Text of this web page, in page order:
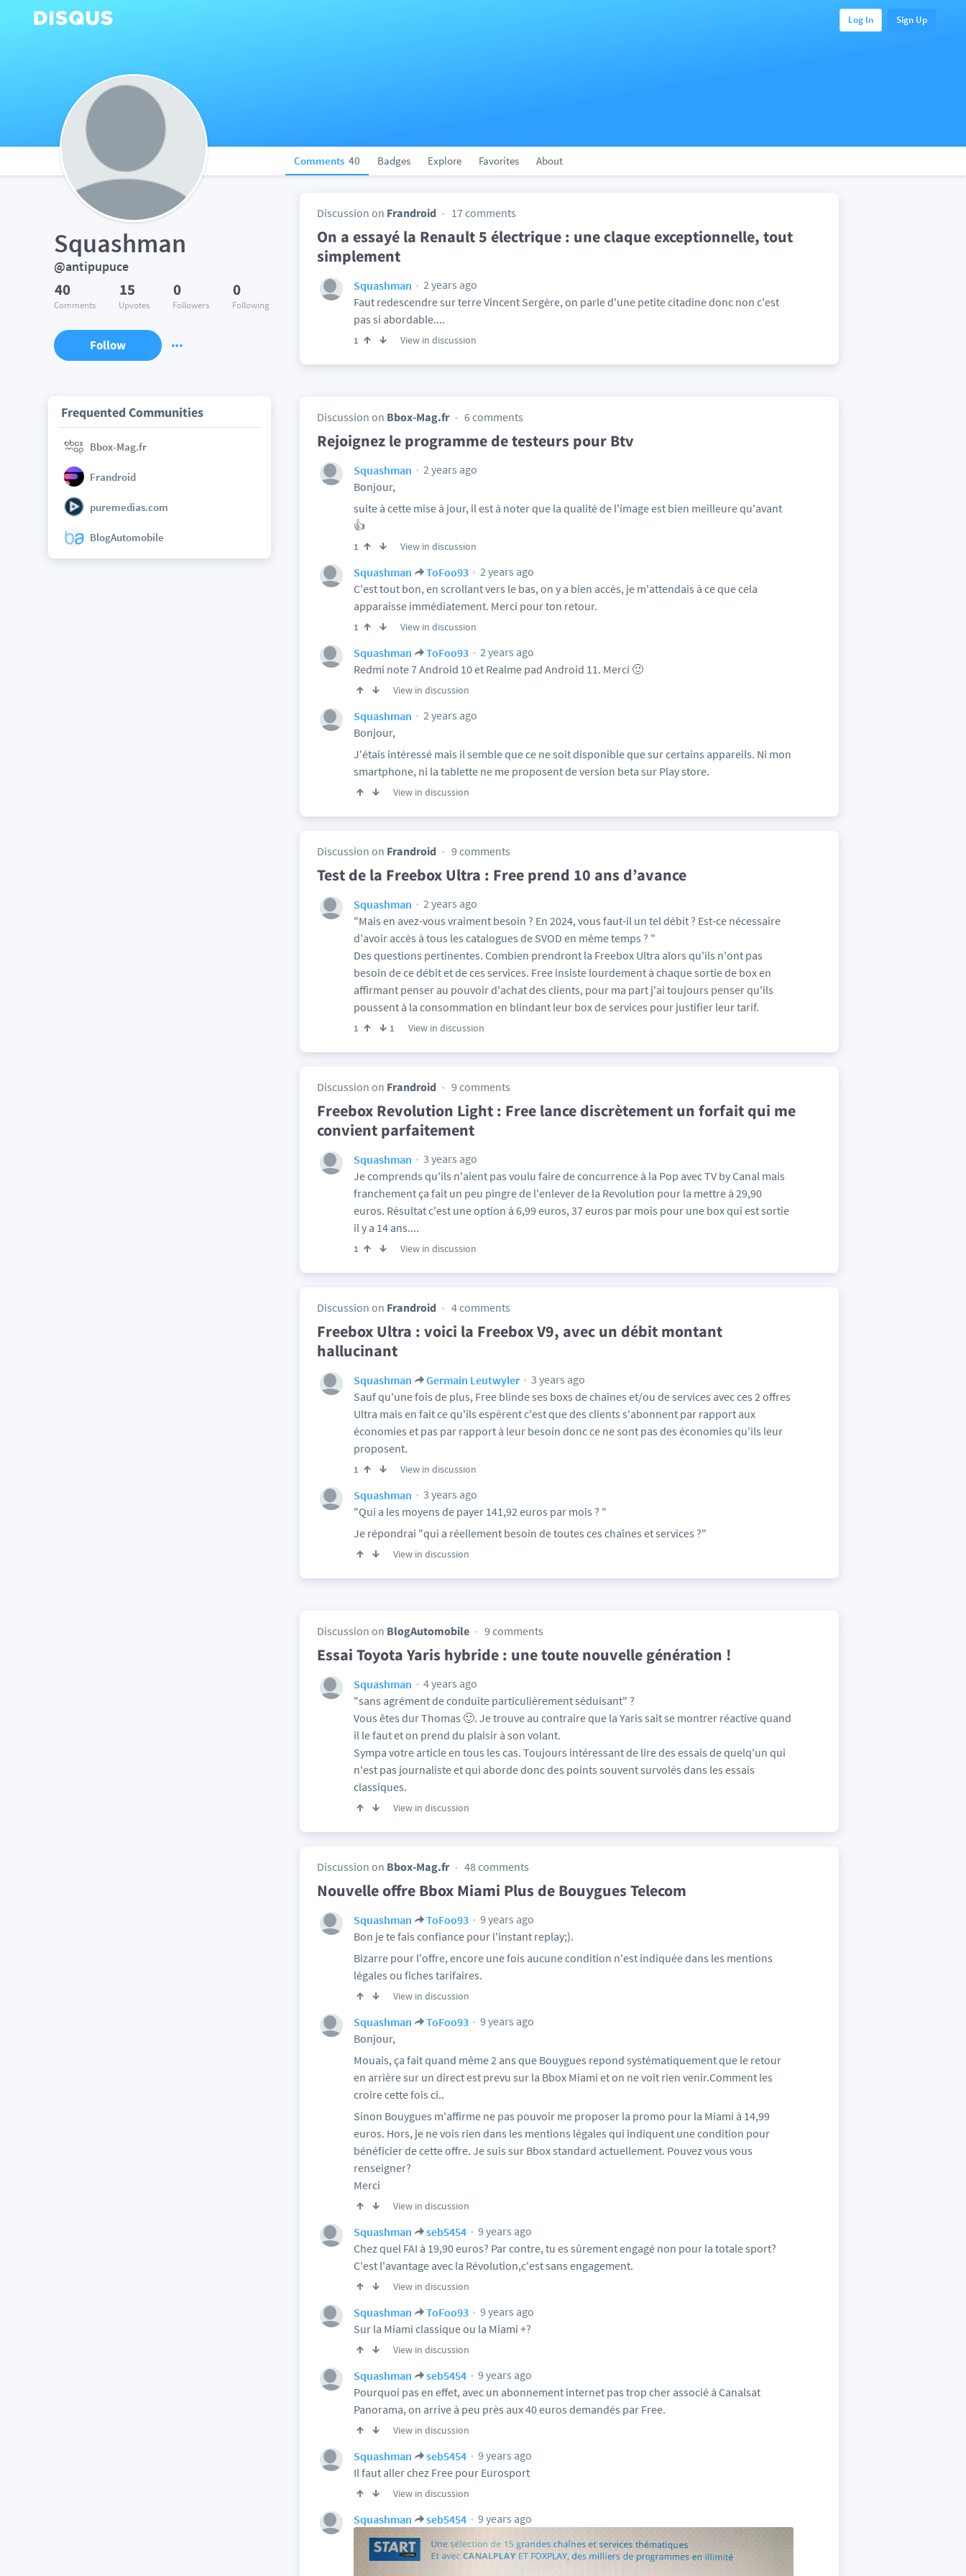
Log In Sign Up
Comments 40 Badges Explore Favorites About
Squashman
@antipupuce
40
Comments
15
Upvotes
0
Followers
0
Following
Follow
Frequented Communities
Bbox-Mag.fr
Frandroid
puremedias.com
BlogAutomobile
Discussion on Frandroid 17 comments
On a essayé la Renault 5 électrique : une claque exceptionnelle, tout
simplement
Squashman
2 years ago
Faut redescendre sur terre Vincent Sergère, on parle d'une petite citadine donc non c'est
pas si abordable....
1 View in discussion
Discussion on Bbox-Mag.fr 6 comments
Rejoignez le programme de testeurs pour Btv
Squashman
2 years ago
Bonjour,
suite à cette mise à jour, il est à noter que la qualité de l'image est bien meilleure qu'avant
👍
1 View in discussion
Squashman ToFoo93
2 years ago
C'est tout bon, en scrollant vers le bas, on y a bien accès, je m'attendais à ce que cela
apparaisse immédiatement. Merci pour ton retour.
1 View in discussion
Squashman ToFoo93
2 years ago
Redmi note 7 Android 10 et Realme pad Android 11. Merci 🙂
View in discussion
Squashman
2 years ago
Bonjour,
J'étais intéressé mais il semble que ce ne soit disponible que sur certains appareils. Ni mon
smartphone, ni la tablette ne me proposent de version beta sur Play store.
View in discussion
Discussion on Frandroid 9 comments
Test de la Freebox Ultra : Free prend 10 ans d’avance
Squashman
2 years ago
"Mais en avez-vous vraiment besoin ? En 2024, vous faut-il un tel débit ? Est-ce nécessaire
d'avoir accès à tous les catalogues de SVOD en même temps ? "
Des questions pertinentes. Combien prendront la Freebox Ultra alors qu'ils n'ont pas
besoin de ce débit et de ces services. Free insiste lourdement à chaque sortie de box en
affirmant penser au pouvoir d'achat des clients, pour ma part j'ai toujours penser qu'ils
poussent à la consommation en blindant leur box de services pour justifier leur tarif.
1 1 View in discussion
Discussion on Frandroid 9 comments
Freebox Revolution Light : Free lance discrètement un forfait qui me
convient parfaitement
Squashman
3 years ago
Je comprends qu'ils n'aient pas voulu faire de concurrence à la Pop avec TV by Canal mais
franchement ça fait un peu pingre de l'enlever de la Revolution pour la mettre à 29,90
euros. Résultat c'est une option à 6,99 euros, 37 euros par mois pour une box qui est sortie
il y a 14 ans....
1 View in discussion
Discussion on Frandroid 4 comments
Freebox Ultra : voici la Freebox V9, avec un débit montant
hallucinant
Squashman Germain Leutwyler
3 years ago
Sauf qu'une fois de plus, Free blinde ses boxs de chaînes et/ou de services avec ces 2 offres
Ultra mais en fait ce qu'ils espèrent c'est que des clients s'abonnent par rapport aux
économies et pas par rapport à leur besoin donc ce ne sont pas des économies qu'ils leur
proposent.
1 View in discussion
Squashman
3 years ago
"Qui a les moyens de payer 141,92 euros par mois ? "
Je répondrai "qui a réellement besoin de toutes ces chaînes et services ?"
View in discussion
Discussion on BlogAutomobile 9 comments
Essai Toyota Yaris hybride : une toute nouvelle génération !
Squashman
4 years ago
"sans agrément de conduite particulièrement séduisant" ?
Vous êtes dur Thomas 🙂. Je trouve au contraire que la Yaris sait se montrer réactive quand
il le faut et on prend du plaisir à son volant.
Sympa votre article en tous les cas. Toujours intéressant de lire des essais de quelq'un qui
n'est pas journaliste et qui aborde donc des points souvent survolés dans les essais
classiques.
View in discussion
Discussion on Bbox-Mag.fr 48 comments
Nouvelle offre Bbox Miami Plus de Bouygues Telecom
Squashman ToFoo93
9 years ago
Bon je te fais confiance pour l'instant replay;).
Bizarre pour l'offre, encore une fois aucune condition n'est indiquée dans les mentions
légales ou fiches tarifaires.
View in discussion
Squashman ToFoo93
9 years ago
Bonjour,
Mouais, ça fait quand même 2 ans que Bouygues repond systématiquement que le retour
en arrière sur un direct est prevu sur la Bbox Miami et on ne voit rien venir.Comment les
croire cette fois ci..
Sinon Bouygues m'affirme ne pas pouvoir me proposer la promo pour la Miami à 14,99
euros. Hors, je ne vois rien dans les mentions légales qui indiquent une condition pour
bénéficier de cette offre. Je suis sur Bbox standard actuellement. Pouvez vous vous
renseigner?
Merci
View in discussion
Squashman seb5454
9 years ago
Chez quel FAI à 19,90 euros? Par contre, tu es sûrement engagé non pour la totale sport?
C'est l'avantage avec la Révolution,c'est sans engagement.
View in discussion
Squashman ToFoo93
9 years ago
Sur la Miami classique ou la Miami +?
View in discussion
Squashman seb5454
9 years ago
Pourquoi pas en effet, avec un abonnement internet pas trop cher associé à Canalsat
Panorama, on arrive à peu près aux 40 euros demandés par Free.
View in discussion
Squashman seb5454
9 years ago
Il faut aller chez Free pour Eurosport
View in discussion
Squashman seb5454 9 years ago